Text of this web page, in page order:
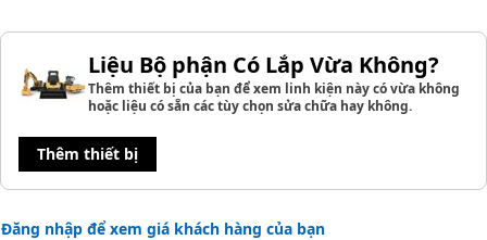
Liệu Bộ phận Có Lắp Vừa Không?
Thêm thiết bị của bạn để xem linh kiện này có vừa không
hoặc liệu có sẵn các tùy chọn sửa chữa hay không.
Thêm thiết bị
Đăng nhập để xem giá khách hàng của bạn